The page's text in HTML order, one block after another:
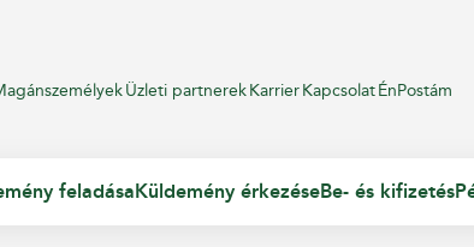
Üzleti partnerekKarrierKapcsolatÉnPostám
feladása Küldemény érkezéseBe- és kifizetés